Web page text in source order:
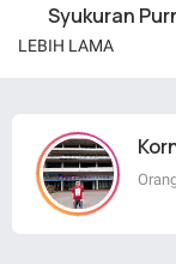
Syukuran
LEBIH LAMA